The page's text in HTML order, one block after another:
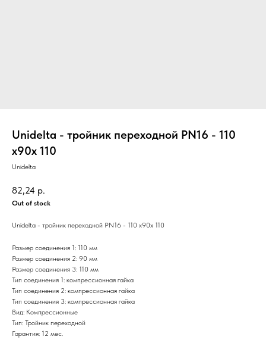
Unidelta - тройник переходной PN16 - 110
х90х 110
Unidelta
82,24 р.
Out of stock
Unidelta - тройник переходной PN16 - 110 х90х 110
Размер соединения 1: 110 мм
Размер соединения 2: 90 мм
Размер соединения 3: 110 мм
Тип соединения 1: компрессионная гайка
Тип соединения 2: компрессионная гайка
Тип соединения 3: компрессионная гайка
Вид: Компрессионные
Тип: Тройник переходной
Гарантия: 12 мес.